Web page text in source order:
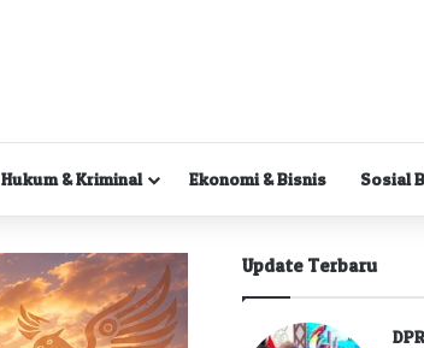
Hukum & Kriminal Ekonomi & Bisnis Sosial
Update Terbaru